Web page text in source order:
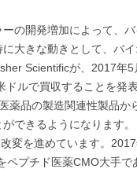
の開発増加によって、
大きな動きとして、バ
Scientificが、2017年5
ルで買収することを発表
薬品の製造関連性製品か
できるようになります。
変を進めています。
ペプチド医薬CMO大手で